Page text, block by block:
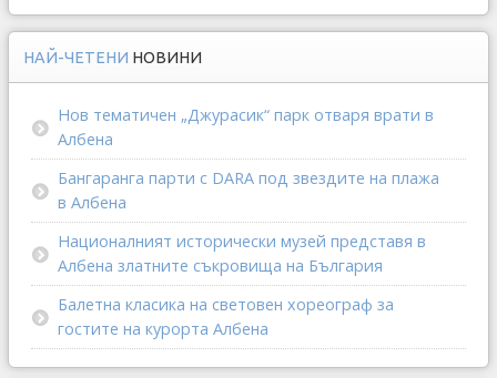
НАЙ-ЧЕТЕНИ НОВИНИ
Нов тематичен „Джурасик“ парк отваря врати в
Албена
Бангаранга парти с DARA под звездите на плажа
в Албена
Националният исторически музей представя в
Албена златните съкровища на България
Балетна класика на световен хореограф за
гостите на курорта Албена